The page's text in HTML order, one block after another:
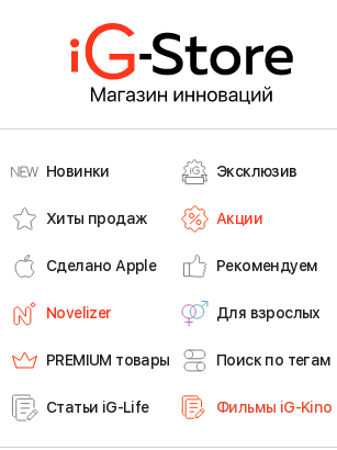
Новинки Эксклюзив
Хиты продаж Акции
Сделано Apple Рекомендуем
Novelizer Для взрослых
PREMIUM товары Поиск по тегам
Статьи iG-Life Фильмы iG-Kino